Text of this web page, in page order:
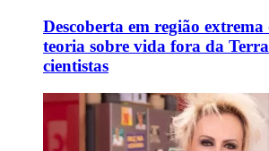
Descoberta em região
teoria sobre vida fora da
cientistas